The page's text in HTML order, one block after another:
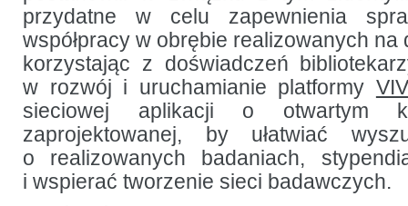
przydatne w celu zapewnienia
współpracy w obrębie realizowanych na
korzystając z doświadczeń
w rozwój i uruchamianie platformy
sieciowej aplikacji o otwartym
zaprojektowanej, by ułatwiać
o realizowanych badaniach,
i wspierać tworzenie sieci badawczych.